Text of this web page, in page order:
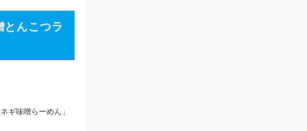
とんこつラ
ギ味噌らーめん」